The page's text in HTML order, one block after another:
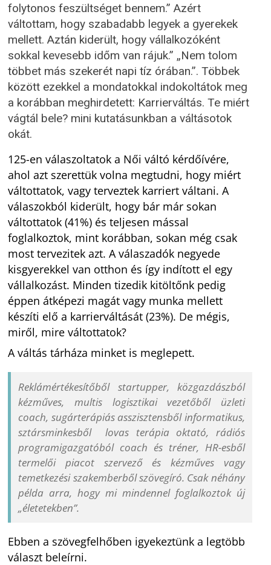
folytonos feszültséget bennem.” Azért
váltottam, hogy szabadabb legyek a gyerekek
mellett. Aztán kiderült, hogy vállalkozóként
sokkal kevesebb időm van rájuk.” „Nem tolom
többet más szekerét napi tíz órában.”. Többek
között ezekkel a mondatokkal indokoltátok meg
a korábban meghirdetett: Karrierváltás. Te miért
vágtál bele? mini kutatásunkban a váltásotok
okát.
125-en válaszoltatok a Női váltó kérdőívére,
ahol azt szerettük volna megtudni, hogy miért
váltottatok, vagy terveztek karriert váltani. A
válaszokból kiderült, hogy bár már sokan
váltottatok (41%) és teljesen mással
foglalkoztok, mint korábban, sokan még csak
most tervezitek azt. A válaszadók negyede
kisgyerekkel van otthon és így indított el egy
vállalkozást. Minden tizedik kitöltőnk pedig
éppen átképezi magát vagy munka mellett
készíti elő a karrierváltását (23%). De mégis,
miről, mire váltottatok?
A váltás tárháza minket is meglepett.
Reklámértékesítőből startupper, közgazdászból
kézműves, multis logisztikai vezetőből üzleti
coach, sugárterápiás asszisztensből informatikus,
sztársminkesből lovas terápia oktató, rádiós
programigazgatóból coach és tréner, HR-esből
termelői piacot szervező és kézműves vagy
temetkezési szakemberből szövegíró. Csak néhány
példa arra, hogy mi mindennel foglalkoztok új
„életetekben”.
Ebben a szövegfelhőben igyekeztünk a legtöbb
választ beleírni.